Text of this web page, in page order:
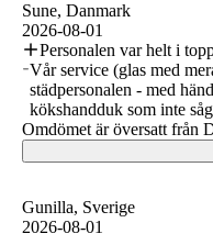
Sune, Danmark
2026-08-01
Personalen var helt i
Vår service (glas med
städpersonalen - med
kökshandduk som inte
Omdömet är översatt från
Gunilla, Sverige
2026-08-01